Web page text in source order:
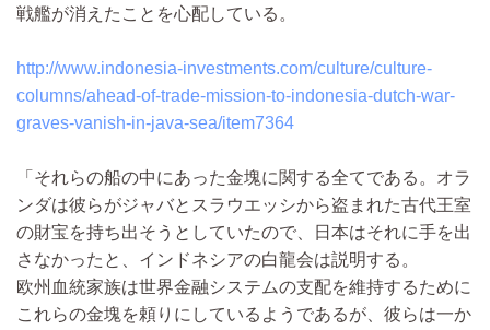
戦艦が消えたことを心配している。
http://www.indonesia-investments.com/culture/culture-
columns/ahead-of-trade-mission-to-indonesia-dutch-war-
graves-vanish-in-java-sea/item7364
「それらの船の中にあった金塊に関する全てである。オラ
ンダは彼らがジャバとスラウエッシから盗まれた古代王室
の財宝を持ち出そうとしていたので、日本はそれに手を出
さなかったと、インドネシアの白龍会は説明する。
欧州血統家族は世界金融システムの支配を維持するために
これらの金塊を頼りにしているようであるが、彼らは一か